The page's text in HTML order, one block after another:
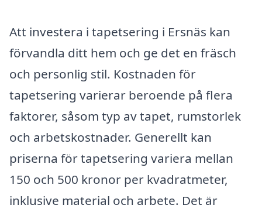
Att investera i tapetsering i Ersnäs kan
förvandla ditt hem och ge det en fräsch
och personlig stil. Kostnaden för
tapetsering varierar beroende på flera
faktorer, såsom typ av tapet, rumstorlek
och arbetskostnader. Generellt kan
priserna för tapetsering variera mellan
150 och 500 kronor per kvadratmeter,
inklusive material och arbete. Det är